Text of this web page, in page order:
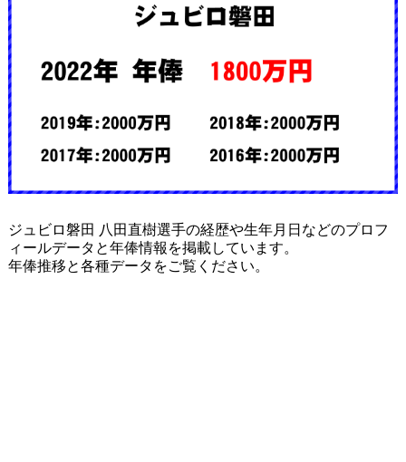
ジュビロ磐田 八田直樹選手の経歴や生年月日などのプロフ
ィールデータと年俸情報を掲載しています。
年俸推移と各種データをご覧ください。